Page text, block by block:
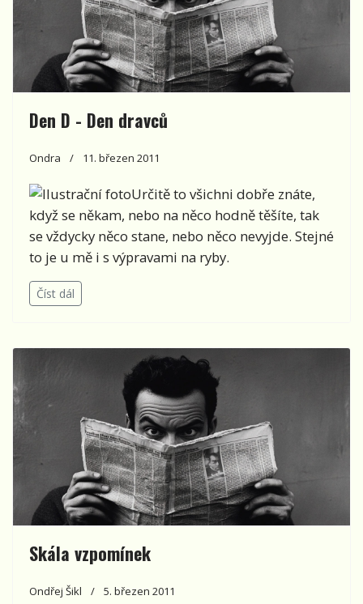
Den D - Den dravců
Ondra 11. březen 2011
Určitě to všichni dobře znáte,
když se někam, nebo na něco hodně těšíte, tak
se vždycky něco stane, nebo něco nevyjde. Stejné
to je u mě i s výpravami na ryby.
Číst dál
Skála vzpomínek
Ondřej Šikl 5. březen 2011